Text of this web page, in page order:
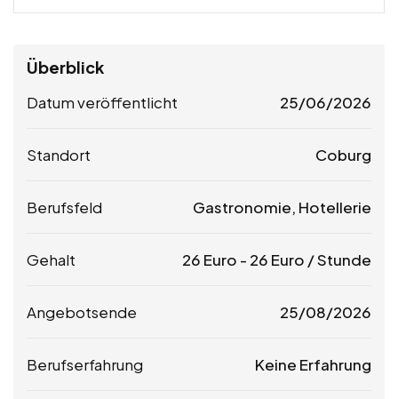
Überblick
Datum veröffentlicht 25/06/2026
Standort Coburg
Berufsfeld Gastronomie, Hotellerie
Gehalt 26 Euro - 26 Euro / Stunde
Angebotsende 25/08/2026
Berufserfahrung Keine Erfahrung